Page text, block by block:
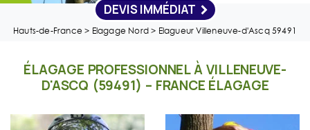
DEVIS IMMÉDIAT
Hauts-de-France> Elagage Nord> Elagueur Villeneuve-d'Ascq 59491
ÉLAGAGE PROFESSIONNEL À VILLENEUVE-
D'ASCQ (59491) – FRANCE ÉLAGAGE